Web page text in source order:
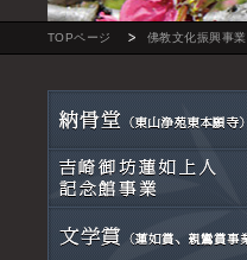
TOPページ 佛教文化振興事業